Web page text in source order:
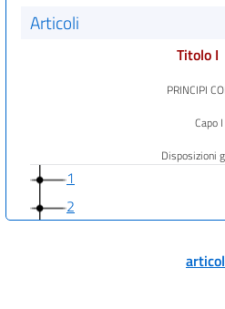
Articoli
Titolo I
PRINCIPI
Capo I
Disposizioni
1
2